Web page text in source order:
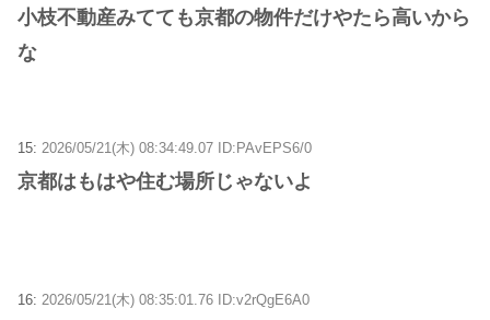
小枝不動産みてても京都の物件だけやたら高いから
な
15: 2026/05/21(木) 08:34:49.07 ID:PAvEPS6/0
京都はもはや住む場所じゃないよ
16: 2026/05/21(木) 08:35:01.76 ID:v2rQgE6A0